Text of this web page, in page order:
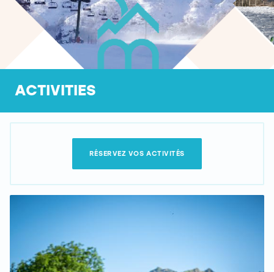
ACTIVITIES
RÉSERVEZ VOS ACTIVITÉS